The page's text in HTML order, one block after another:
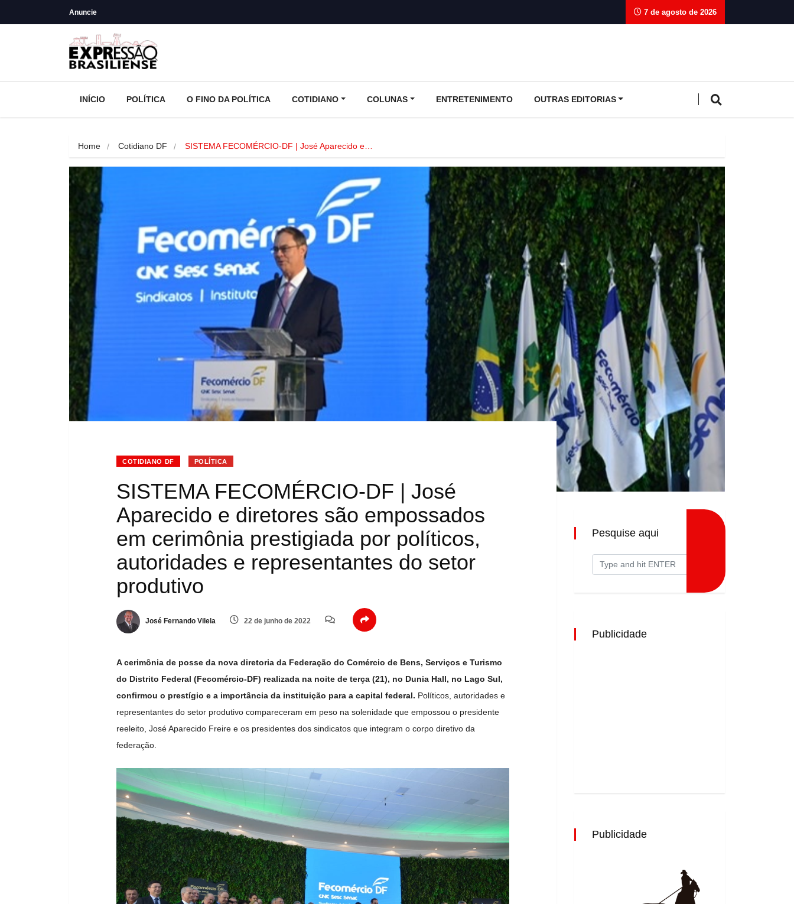
Anuncie 7 de agosto de 2026
INÍCIO POLÍTICA O FINO DA POLÍTICA COTIDIANO COLUNAS ENTRETENIMENTO OUTRAS EDITORIAS
Home Cotidiano DF SISTEMA FECOMÉRCIO-DF | José Aparecido e…
COTIDIANO DF POLÍTICA
SISTEMA FECOMÉRCIO-DF | José
Aparecido e diretores são empossados
em cerimônia prestigiada por políticos,
autoridades e representantes do setor
produtivo
José Fernando Vilela 22 de junho de 2022
A cerimônia de posse da nova diretoria da Federação do Comércio de Bens, Serviços e Turismo
do Distrito Federal (Fecomércio-DF) realizada na noite de terça (21), no Dunia Hall, no Lago Sul,
confirmou o prestígio e a importância da instituição para a capital federal. Políticos, autoridades e
representantes do setor produtivo compareceram em peso na solenidade que empossou o presidente
reeleito, José Aparecido Freire e os presidentes dos sindicatos que integram o corpo diretivo da
federação.
Pesquise aqui
Publicidade
Publicidade